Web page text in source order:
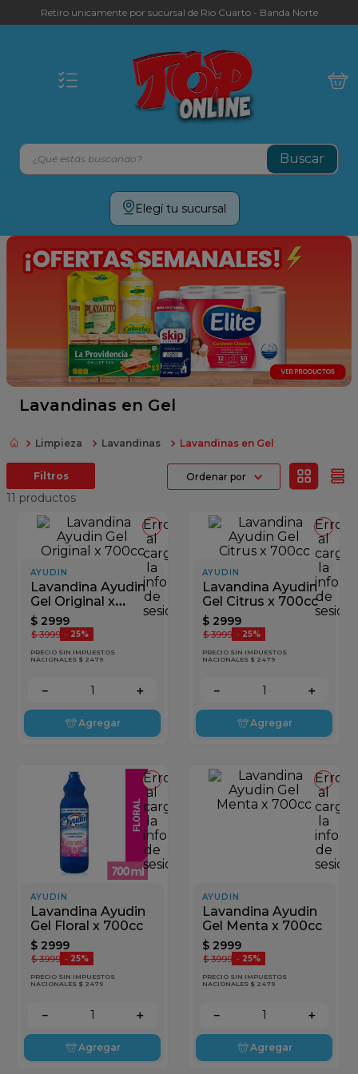
Retiro unicamente por sucursal de Rio Cuarto - Banda Norte
¿Qué estás buscando?
Elegí tu sucursal
Lavandinas en Gel
Limpieza Lavandinas Lavandinas en Gel
Ordenar por
11 productos
Error
al
cargar
la
información
de
sesión
AYUDIN
Lavandina Ayudin
Gel Original x
700cc
$ 2999
$ 3999 - 25%
PRECIO SIN IMPUESTOS
NACIONALES $ 2479
＋
－
Agregar
Error
al
cargar
la
de
sesión
AYUDIN
Lavandina Ayudin
Gel Citrus x 700cc
$ 2999
$ 3999 - 25%
PRECIO SIN IMPUESTOS
NACIONALES $ 2479
＋
－
Agregar
Error
al
cargar
la
información
de
sesión
AYUDIN
Lavandina Ayudin
Gel Floral x 700cc
$ 2999
$ 3999 - 25%
PRECIO SIN IMPUESTOS
NACIONALES $ 2479
＋
－
Agregar
Error
al
cargar
la
de
sesión
AYUDIN
Lavandina Ayudin
Gel Menta x 700cc
$ 2999
$ 3999 - 25%
PRECIO SIN IMPUESTOS
NACIONALES $ 2479
＋
－
Agregar
Términos más buscados
yerba
aceite
fideos
papel higienico
arroz